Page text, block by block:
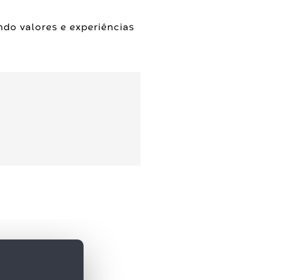
valores e experiências